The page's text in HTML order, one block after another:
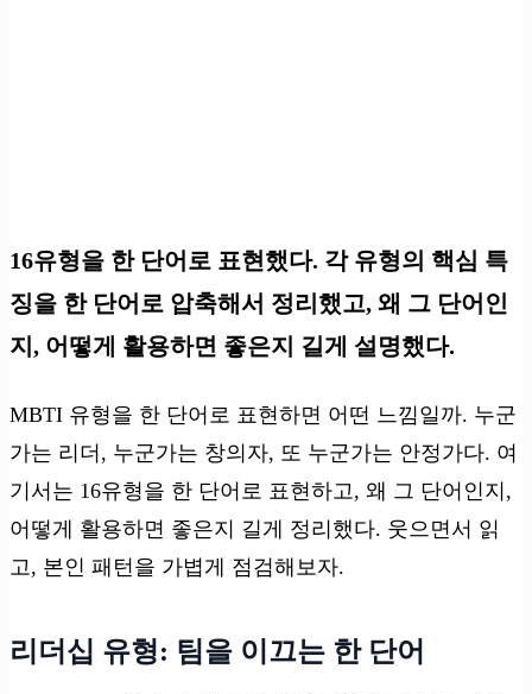
16유형을 한 단어로 표현했다. 각 유형의 핵심 특
징을 한 단어로 압축해서 정리했고, 왜 그 단어인
지, 어떻게 활용하면 좋은지 길게 설명했다.
MBTI 유형을 한 단어로 표현하면 어떤 느낌일까. 누군
가는 리더, 누군가는 창의자, 또 누군가는 안정가다. 여
기서는 16유형을 한 단어로 표현하고, 왜 그 단어인지,
어떻게 활용하면 좋은지 길게 정리했다. 웃으면서 읽
고, 본인 패턴을 가볍게 점검해보자.
리더십 유형: 팀을 이끄는 한 단어